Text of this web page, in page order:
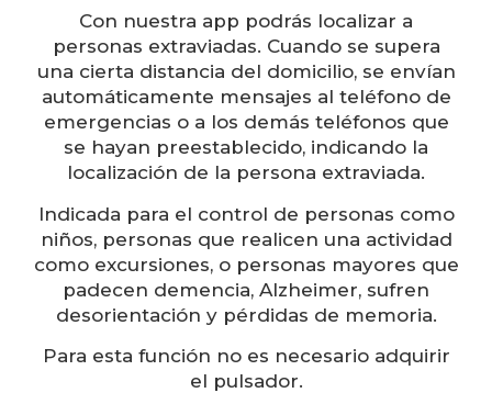
Con nuestra app podrás localizar a
personas extraviadas. Cuando se supera
una cierta distancia del domicilio, se envían
automáticamente mensajes al teléfono de
emergencias o a los demás teléfonos que
se hayan preestablecido, indicando la
localización de la persona extraviada.
Indicada para el control de personas como
niños, personas que realicen una actividad
como excursiones, o personas mayores que
padecen demencia, Alzheimer, sufren
desorientación y pérdidas de memoria.
Para esta función no es necesario adquirir
el pulsador.